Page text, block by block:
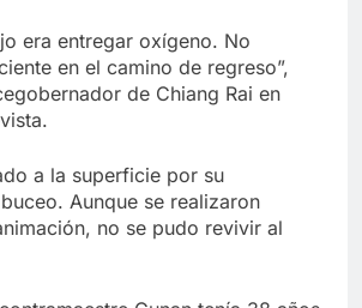
era entregar oxígeno. No
en el camino de regreso”,
de Chiang Rai en
a la superficie por su
Aunque se realizaron
no se pudo revivir al